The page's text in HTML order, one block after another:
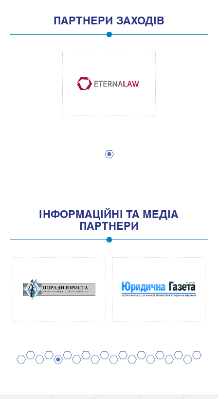
ПАРТНЕРИ ЗАХОДІВ
IНФОРМАЦIЙНI ТА МЕДIА
ПАРТНЕРИ